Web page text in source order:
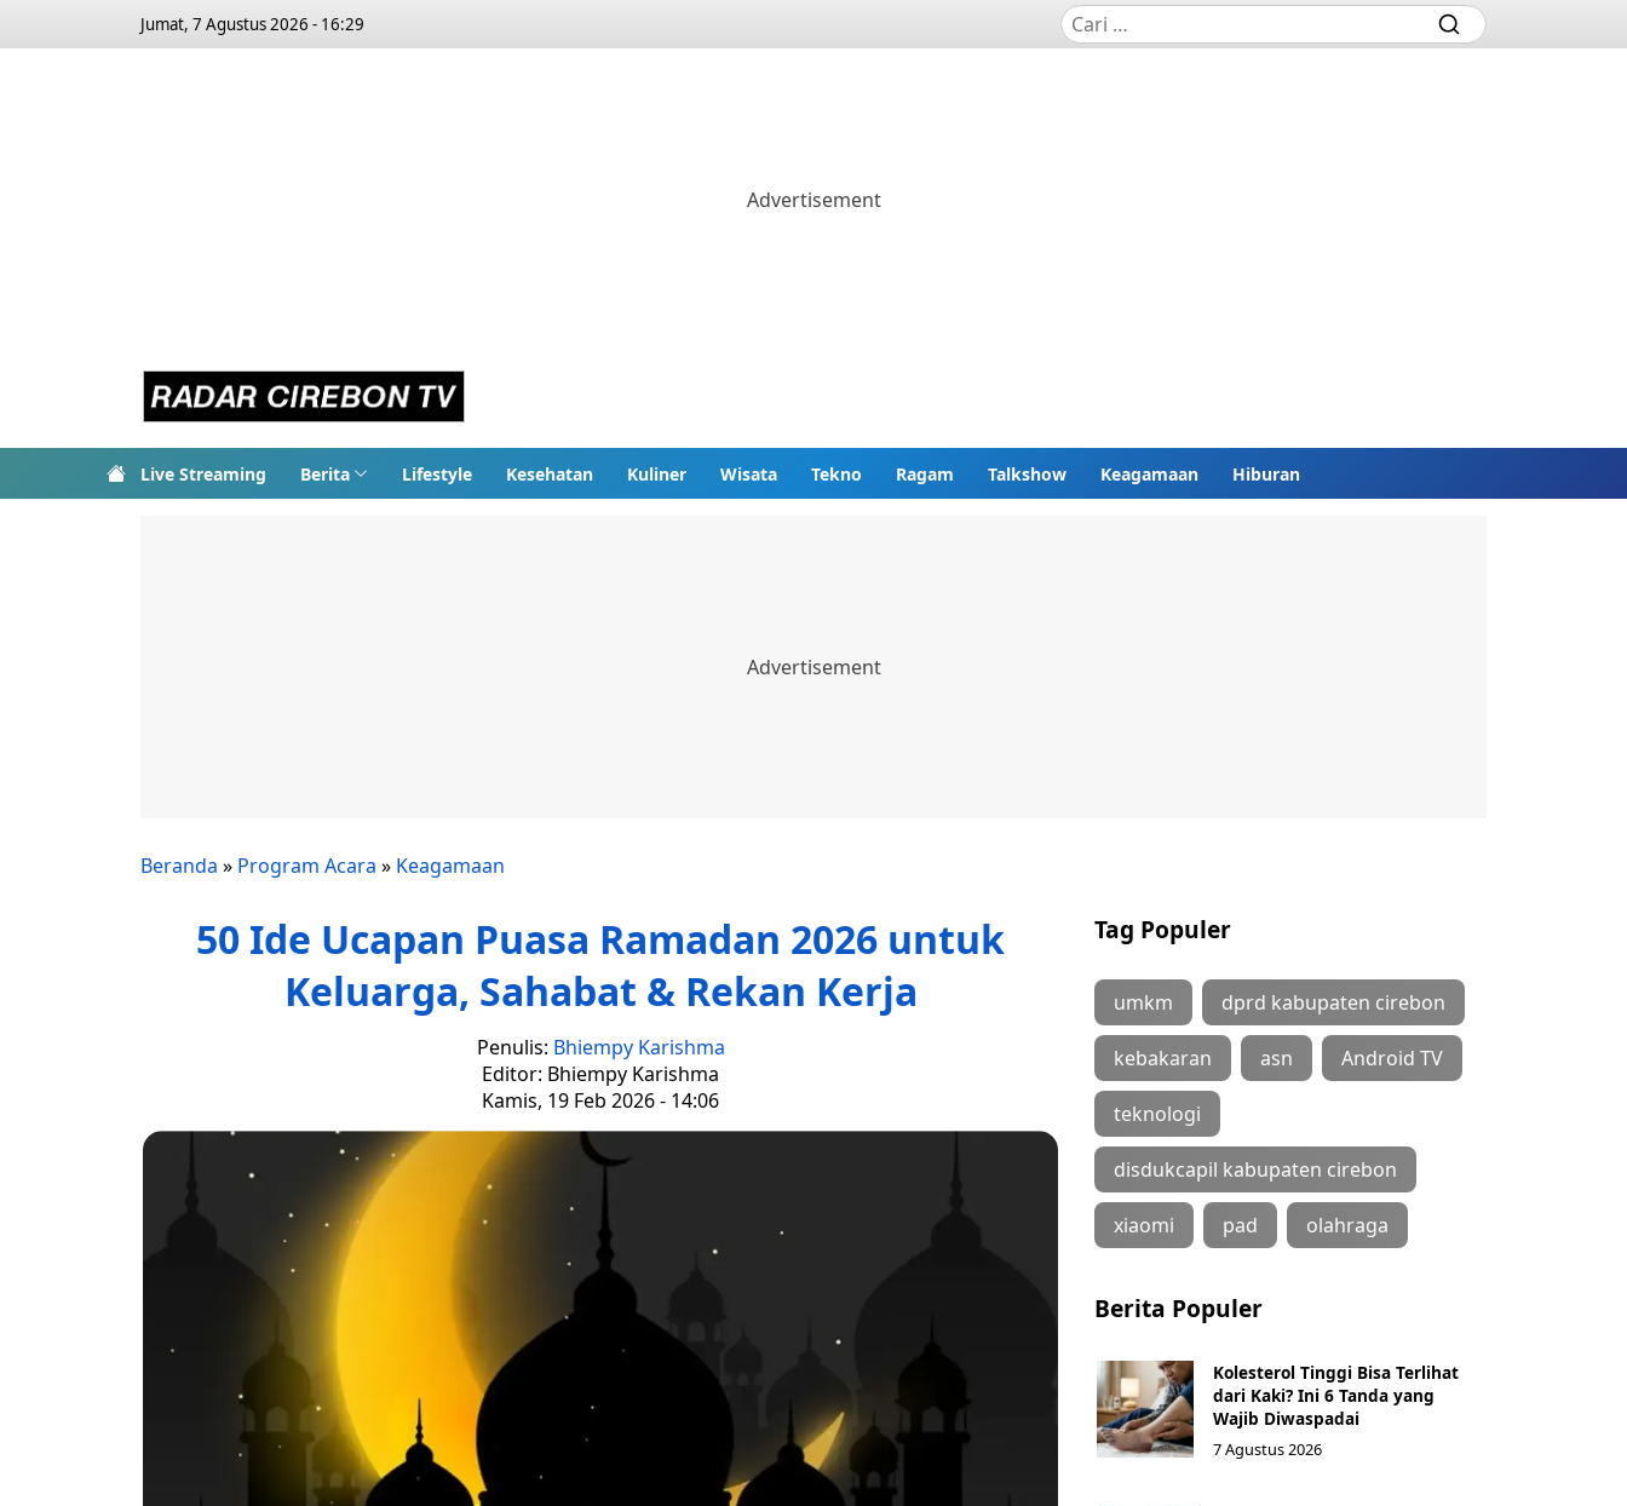
Jumat, 7 Agustus 2026 - 16:29
Live Streaming Berita Lifestyle Kesehatan Kuliner Wisata Tekno Ragam Talkshow Keagamaan Hiburan
Beranda » Program Acara » Keagamaan
50 Ide Ucapan Puasa Ramadan 2026 untuk
Keluarga, Sahabat & Rekan Kerja
Penulis: Bhiempy Karishma
Editor: Bhiempy Karishma
Kamis, 19 Feb 2026 - 14:06
Tag Populer
umkm dprd kabupaten cirebon
kebakaran asn Android TV
teknologi
disdukcapil kabupaten cirebon
xiaomi pad olahraga
Berita Populer
Kolesterol Tinggi Bisa Terlihat
dari Kaki? Ini 6 Tanda yang
Wajib Diwaspadai
7 Agustus 2026